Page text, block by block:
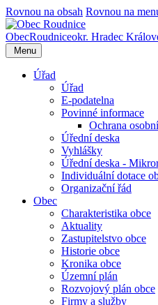
Rovnou na obsah Rovnou na
ObecRoudniceokr. Hradec
Menu
Úřad
Úřad
E-podatelna
Povinné informace
Ochrana
Úřední deska
Vyhlášky
Úřední deska -
Individuální dotace
Organizační řád
Obec
Charakteristika obce
Aktuality
Zastupitelstvo obce
Historie obce
Kronika obce
Územní plán
Rozvojový plán obce
Firmy a služby